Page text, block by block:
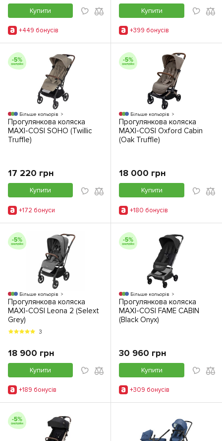
Купити
+449 бонусiв
Купити
+399 бонусiв
Більше кольорів
Прогулянкова коляска
MAXI-COSI SOHO (Twillic
Truffle)
17 220 грн
Купити
+172 бонуси
Більше кольорів
Прогулянкова коляска
MAXI-COSI Oxford Cabin
(Oak Truffle)
18 000 грн
Купити
+180 бонусiв
Більше кольорів
Прогулянкова коляска
MAXI-COSI Leona 2 (Selext
Grey)
3
18 900 грн
Купити
+189 бонусiв
Більше кольорів
Прогулянкова коляска
MAXI-COSI FAME CABIN
(Black Onyx)
30 960 грн
Купити
+309 бонусiв